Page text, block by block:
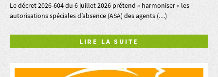
Le décret 2026-604 du 6 juillet 2026 prétend « harmoniser » les
autorisations spéciales d’absence (ASA) des agents (…)
LIRE LA SUITE